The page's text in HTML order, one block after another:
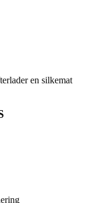
en silkemat